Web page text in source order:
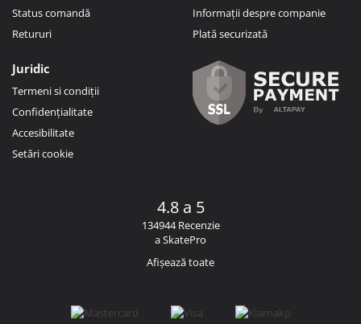
Status comandă
Retururi
Informații despre companie
Plată securizată
Juridic
Termeni si condiții
Confidențialitate
Accesibilitate
Setări cookie
4.8 a 5
134944 Recenzie
a SkatePro
Afișează toate